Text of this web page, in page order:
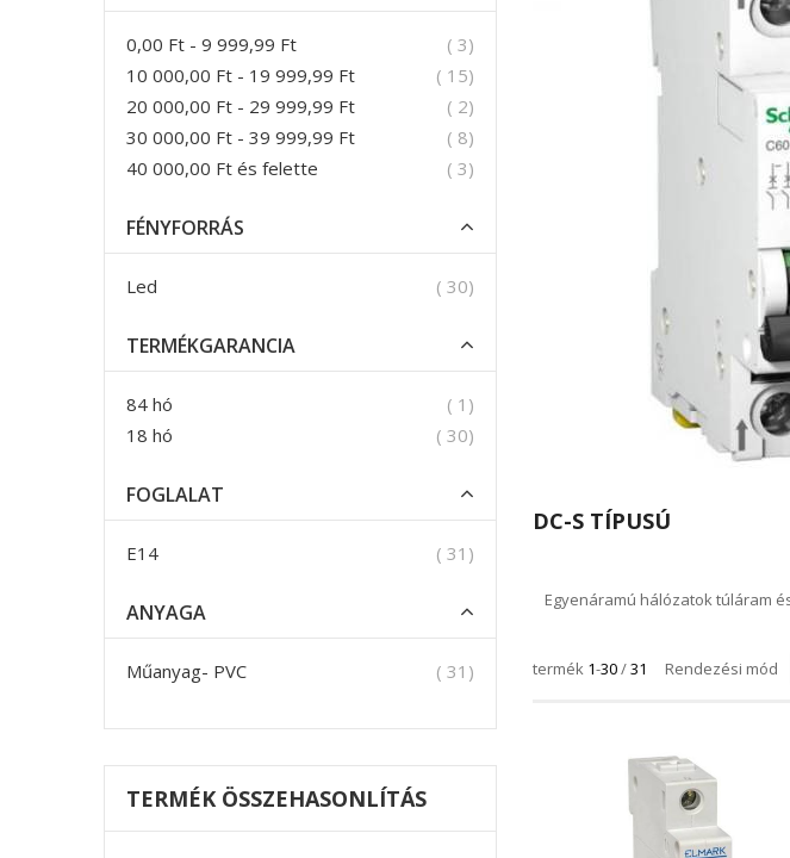
DC-S TÍPUSÚ
Egyenáramú hálózatok túláram
termék 1-30/31 Rendezési mód
0,00 Ft - 9 999,99 Ft 3termék
10 000,00 Ft - 19 999,99 Ft 15termék
20 000,00 Ft - 29 999,99 Ft 2termék
30 000,00 Ft - 39 999,99 Ft 8termék
40 000,00 Ft és felette 3termék
FÉNYFORRÁS
Led 30termék
TERMÉKGARANCIA
84 hó 1 termék
18 hó
30termék
FOGLALAT
E14 31 termék
ANYAGA
Műanyag- PVC 31 termék
TERMÉK ÖSSZEHASONLÍTÁS